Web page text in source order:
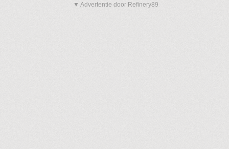
▼ Advertentie door Refinery89